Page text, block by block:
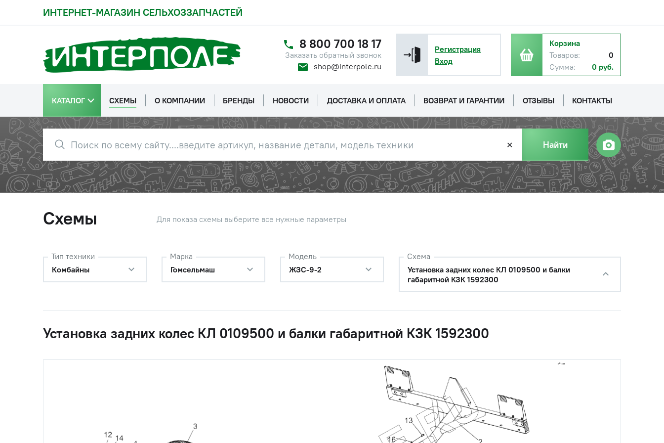
ИНТЕРНЕТ-МАГАЗИН СЕЛЬХОЗЗАПЧАСТЕЙ
8 800 700 18 17
Заказать обратный звонок
shop@interpole.ru
Регистрация
Вход
Корзина
Товаров:
0
Сумма:
0 руб.
КАТАЛОГ СХЕМЫ О КОМПАНИИ БРЕНДЫ НОВОСТИ ДОСТАВКА И ОПЛАТА ВОЗВРАТ И ГАРАНТИИ ОТЗЫВЫ КОНТАКТЫ
✕ Найти
Схемы Для показа схемы выберите все нужные параметры
Тип техники
Комбайны
Марка
Гомсельмаш
Модель
ЖЗС-9-2
Схема
Установка задних колес КЛ 0109500 и балки
габаритной КЗК 1592300
Установка задних колес КЛ 0109500 и балки габаритной КЗК 1592300